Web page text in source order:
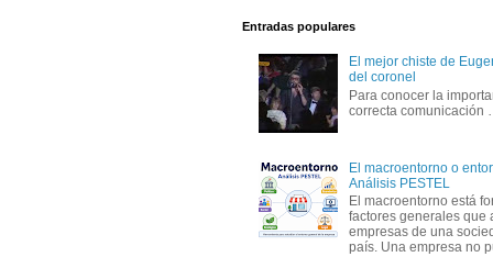
Entradas populares
El mejor chiste de
del coronel
Para conocer la
correcta
El macroentorno o
Análisis PESTEL
El macroentorno está
factores generales que
empresas de una
país. Una empresa no